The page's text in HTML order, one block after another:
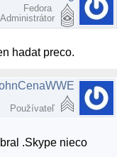
Fedora
Administrátor
hadat preco.
Používateľ
.Skype nieco